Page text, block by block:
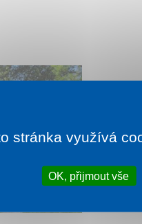
stránka využívá
OK, přijmout vše